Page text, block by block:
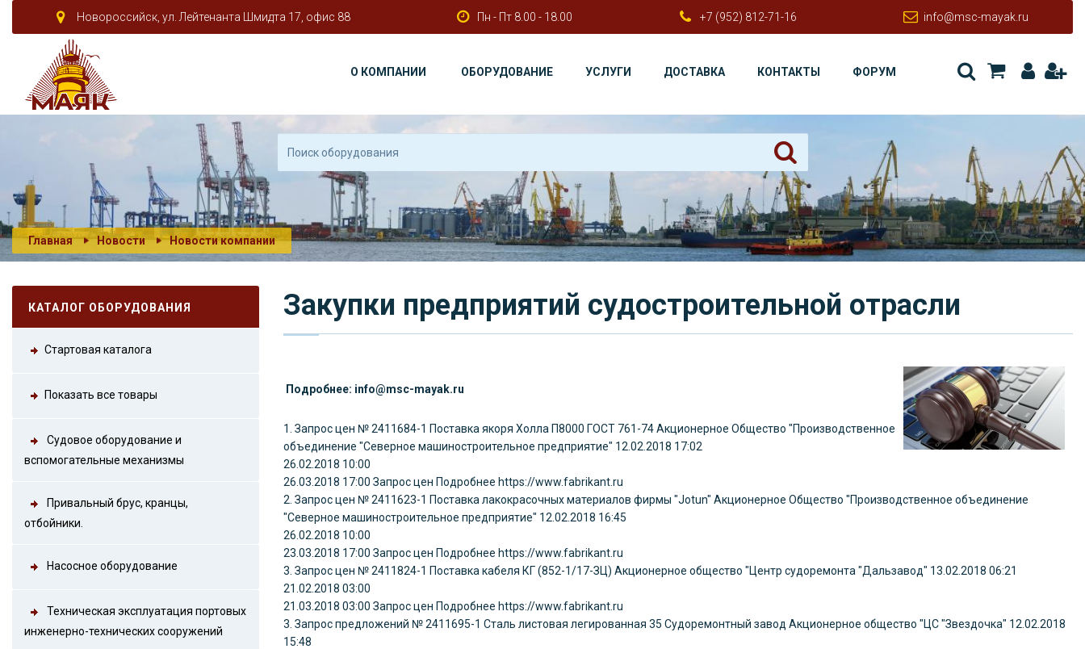
Новороссийск, ул. Лейтенанта Шмидта 17, офис 88 Пн - Пт 8.00 - 18.00 +7 (952) 812-71-16 info@msc-mayak.ru
О КОМПАНИИ ОБОРУДОВАНИЕ УСЛУГИ ДОСТАВКА КОНТАКТЫ ФОРУМ
Главная Новости Новости компании
КАТАЛОГ ОБОРУДОВАНИЯ
Стартовая каталога
Показать все товары
Судовое оборудование и
вспомогательные механизмы
Привальный брус, кранцы,
отбойники.
Насосное оборудование
Техническая эксплуатация портовых
инженерно-технических сооружений
Закупки предприятий судостроительной отрасли
Подробнее: info@msc-mayak.ru
1. Запрос цен № 2411684-1 Поставка якоря Холла П8000 ГОСТ 761-74Акционерное Общество "Производственное
объединение "Северное машиностроительное предприятие" 12.02.2018 17:02
26.02.2018 10:00
26.03.2018 17:00 Запрос цен Подробнее https://www.fabrikant.ru
2. Запрос цен № 2411623-1 Поставка лакокрасочных материалов фирмы "Jotun" Акционерное Общество "Производственное объединение
"Северное машиностроительное предприятие" 12.02.2018 16:45
26.02.2018 10:00
23.03.2018 17:00 Запрос цен Подробнее https://www.fabrikant.ru
3. Запрос цен № 2411824-1 Поставка кабеля КГ (852-1/17-ЗЦ) Акционерное общество "Центр судоремонта "Дальзавод" 13.02.2018 06:21
21.02.2018 03:00
21.03.2018 03:00 Запрос цен Подробнее https://www.fabrikant.ru
3. Запрос предложений № 2411695-1 Сталь листовая легированная 35 Судоремонтный завод Акционерное общество "ЦС "Звездочка" 12.02.2018
15:48